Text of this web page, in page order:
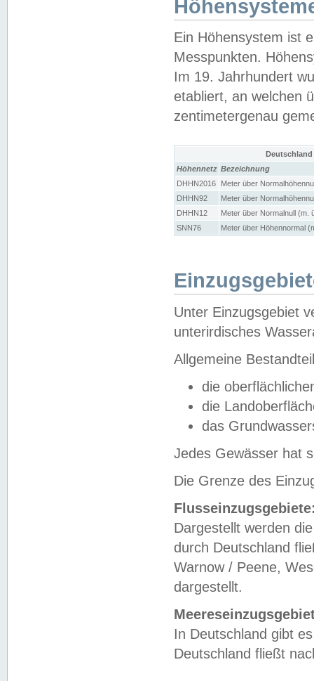
Ein Höhensystem ist
Messpunkten.
Im 19. Jahrhundert
etabliert, an welchen
zentimetergenau
Höhennetz Bezeichnung
DHHN2016
Meter über
DHHN92
Meter über
DHHN12
Meter über Normalnull (m.
SNN76
Meter über Höhennormal
Unter Einzugsgebiet
unterirdisches
Allgemeine
die
die
das
Jedes Gewässer hat
Die Grenze des
Dargestellt werden
durch Deutschland
Warnow / Peene,
dargestellt.
In Deutschland gibt
Deutschland fließt